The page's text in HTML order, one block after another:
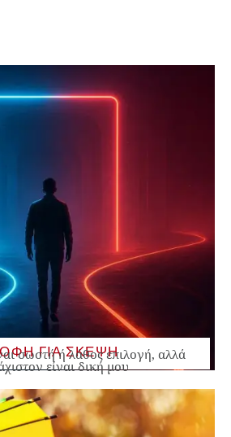
ΓΙΑ ΣΚΕΨΗ
σωστή ή λάθος επιλογή, αλλά
είναι δική μου